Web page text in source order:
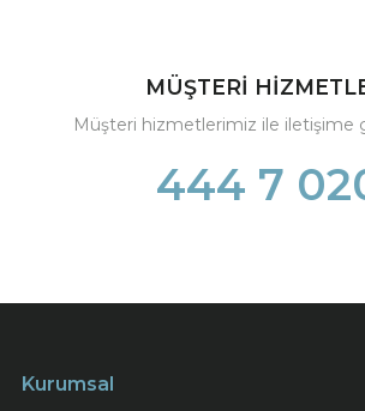
MÜŞTERİ
Müşteri hizmetlerimiz ile iletişime
444 7
Kurumsal